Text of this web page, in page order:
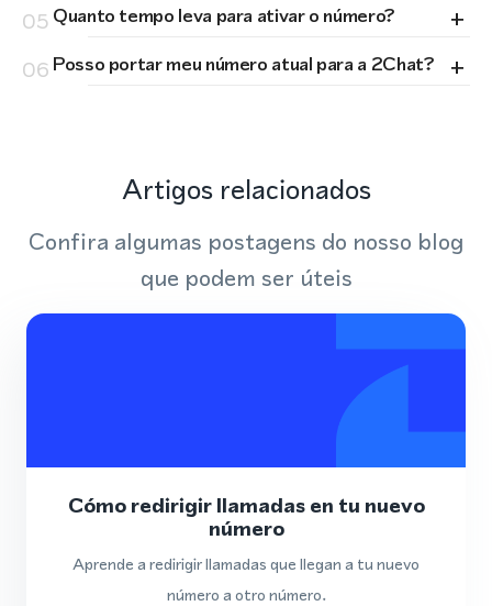
05 Quanto tempo leva para ativar o número? +
06 Posso portar meu número atual para a 2Chat? +
Artigos relacionados
Confira algumas postagens do nosso blog
que podem ser úteis
Cómo redirigir llamadas en tu nuevo
número
Aprende a redirigir llamadas que llegan a tu nuevo
número a otro número.